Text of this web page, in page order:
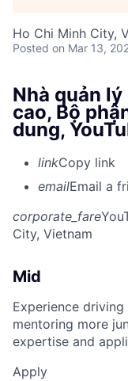
Ho Chi Minh City,
Posted on Mar 13,
Nhà quản
cao, Bộ
dung,
linkCopy link
emailEmail a
corporate_fare
City, Vietnam
Mid
Experience
mentoring more
expertise and
Apply